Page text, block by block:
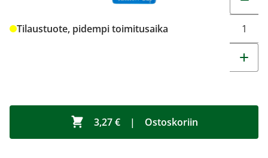
Tilaustuote, pidempi toimitusaika
3,27 € | Ostoskoriin